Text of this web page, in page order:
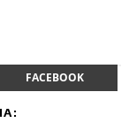
FACEBOOK